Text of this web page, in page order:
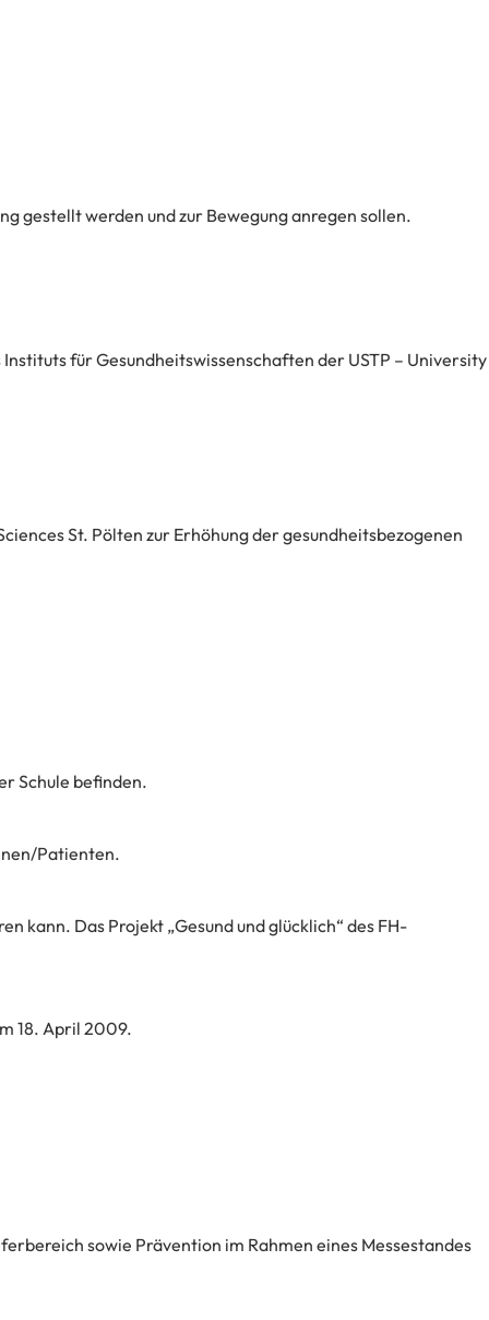
gestellt werden und zur Bewegung anregen sollen.
für Gesundheitswissenschaften der USTP – University
St. Pölten zur Erhöhung der gesundheitsbezogenen
Schule befinden.
Patienten.
kann. Das Projekt „Gesund und glücklich“ des FH-
18. April 2009.
sowie Prävention im Rahmen eines Messestandes